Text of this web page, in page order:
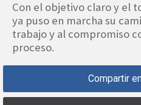
Con el objetivo claro y el
ya puso en marcha su
trabajo y al compromiso
proceso.
Compartir